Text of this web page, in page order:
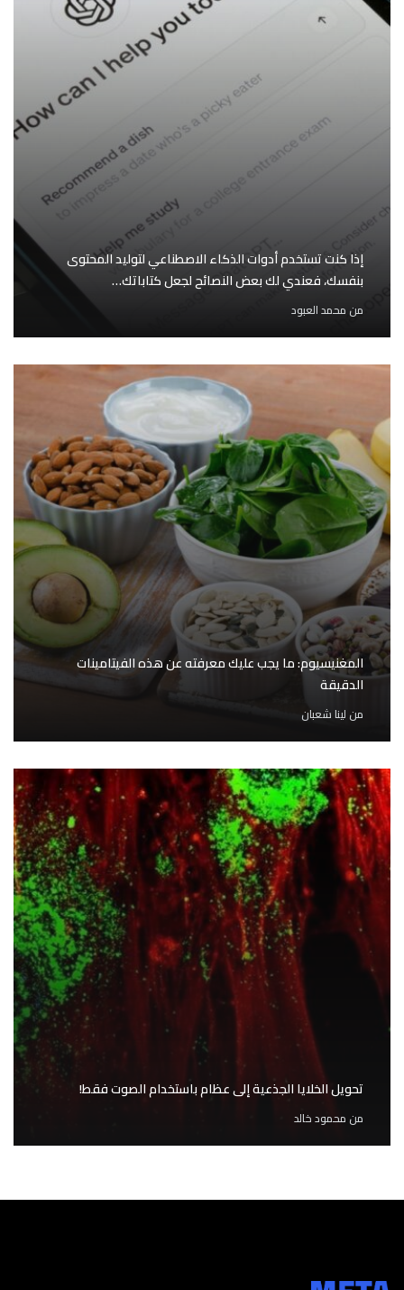
إذا كنت تستخدم أدوات الذكاء الاصطناعي لتوليد المحتوى
بنفسك، فعندي لك بعض النصائح لجعل كتاباتك…
من محمد العبود
المغنيسيوم: ما يجب عليك معرفته عن هذه الفيتامينات
الدقيقة
من لينا شعبان
تحويل الخلايا الجذعية إلى عظام باستخدام الصوت فقط!
من محمود خالد